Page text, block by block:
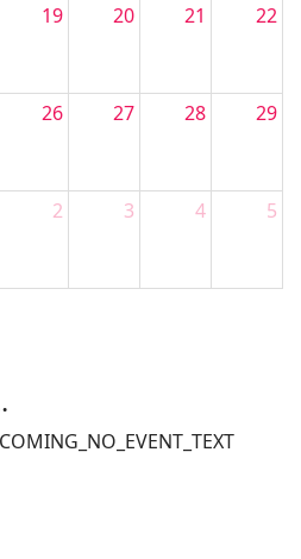
19 20 21 22
26 27 28 29
2 3 4 5